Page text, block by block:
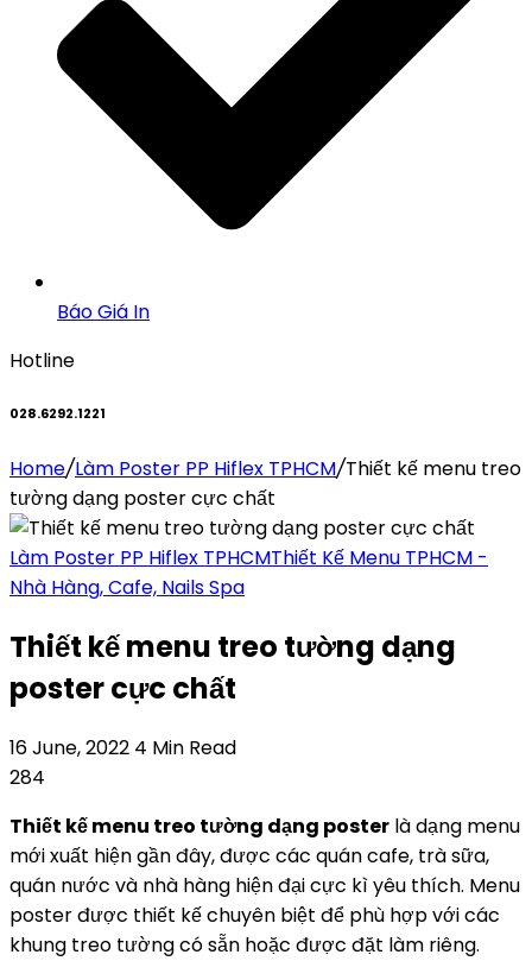
Báo Giá In
Hotline
028.6292.1221
Home/Làm Poster PP Hiflex TPHCM/Thiết kế menu treo
tường dạng poster cực chất
Làm Poster PP Hiflex TPHCMThiết Kế Menu TPHCM -
Nhà Hàng, Cafe, Nails Spa
Thiết kế menu treo tường dạng
poster cực chất
16 June, 2022 4 Min Read
284
Thiết kế menu treo tường dạng poster là dạng menu
mới xuất hiện gần đây, được các quán cafe, trà sữa,
quán nước và nhà hàng hiện đại cực kì yêu thích. Menu
poster được thiết kế chuyên biệt để phù hợp với các
khung treo tường có sẵn hoặc được đặt làm riêng.